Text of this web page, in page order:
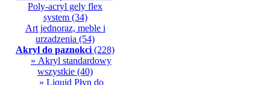
Poly-acryl gely flex
system(34)
Art jednoraz, meble i
urzadzenia (54)
Akryl do paznokci (228)
» Akryl standardowy
wszystkie (40)
» Liquid Płyn do